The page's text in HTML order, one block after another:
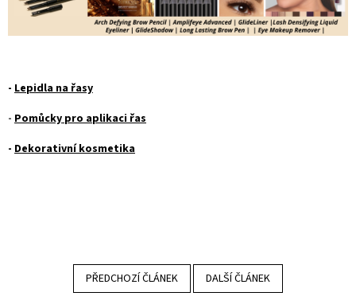
- Lepidla na řasy
- Pomůcky pro aplikaci řas
- Dekorativní kosmetika
PŘEDCHOZÍ ČLÁNEK DALŠÍ ČLÁNEK